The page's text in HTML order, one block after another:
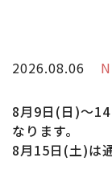
2026.08.06
8月9日(日)～
なります。
8月15日(土)は